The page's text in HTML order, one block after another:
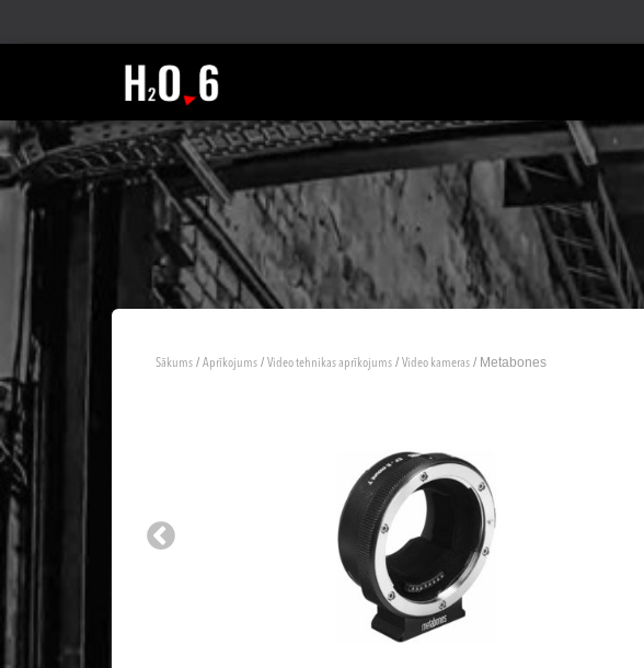
Sākums / Aprīkojums / Video tehnikas aprīkojums / Video kameras / Metabones